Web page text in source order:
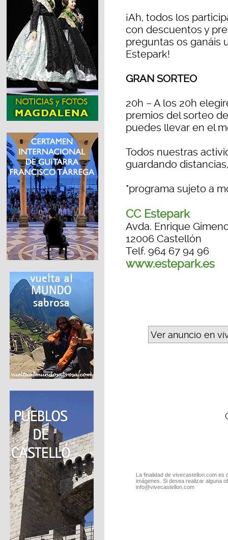
¡Ah, todos los
con descuentos y
preguntas os ganáis
Estepark!
GRAN SORTEO
20h – A los 20h
premios del sorteo
puedes llevar en el
Todos nuestras
guardando
*programa sujeto a
CC Estepark
Avda. Enrique
12006 Castellón
Telf. 964 67 94 96
www.estepark.es
Ver anuncio en
La finalidad de vivecastellon.com
imágenes. Si desea realizar alguna
info@vivecastellon.com